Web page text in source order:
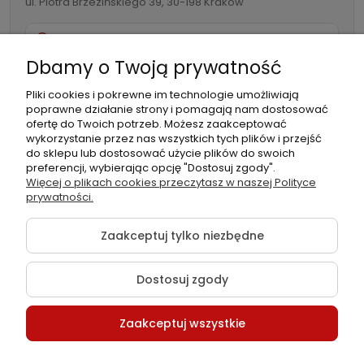
732 082 998
info@folia-samochodowa.pl
Podmiot
odpowiedzialny:
Folia samochodowa Zachariasz
Sp.k.
©2026 Wszelkie Prawa Zastrzeżone | Folia-samochodowa.pl
Dbamy o Twoją prywatność
Pliki cookies i pokrewne im technologie umożliwiają
poprawne działanie strony i pomagają nam dostosować
ofertę do Twoich potrzeb. Możesz zaakceptować
wykorzystanie przez nas wszystkich tych plików i przejść
do sklepu lub dostosować użycie plików do swoich
preferencji, wybierając opcję "Dostosuj zgody".
Więcej o plikach cookies przeczytasz w naszej Polityce
prywatności.
Zaakceptuj tylko niezbędne
Dostosuj zgody
Zaakceptuj wszystkie